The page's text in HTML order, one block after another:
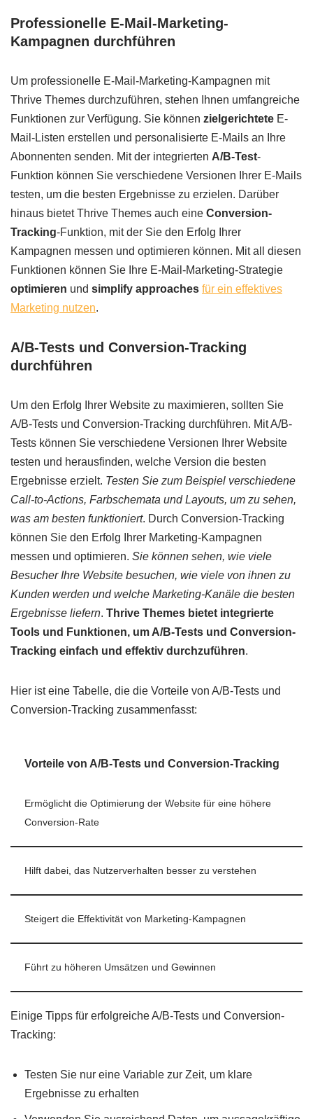
Professionelle E-Mail-Marketing-
Kampagnen durchführen
Um professionelle E-Mail-Marketing-Kampagnen mit
Thrive Themes durchzuführen, stehen Ihnen umfangreiche
Funktionen zur Verfügung. Sie können zielgerichtete E-
Mail-Listen erstellen und personalisierte E-Mails an Ihre
Abonnenten senden. Mit der integrierten A/B-Test-
Funktion können Sie verschiedene Versionen Ihrer E-Mails
testen, um die besten Ergebnisse zu erzielen. Darüber
hinaus bietet Thrive Themes auch eine Conversion-
Tracking-Funktion, mit der Sie den Erfolg Ihrer
Kampagnen messen und optimieren können. Mit all diesen
Funktionen können Sie Ihre E-Mail-Marketing-Strategie
optimieren und simplify approaches für ein effektives
Marketing nutzen.
A/B-Tests und Conversion-Tracking
durchführen
Um den Erfolg Ihrer Website zu maximieren, sollten Sie
A/B-Tests und Conversion-Tracking durchführen. Mit A/B-
Tests können Sie verschiedene Versionen Ihrer Website
testen und herausfinden, welche Version die besten
Ergebnisse erzielt. Testen Sie zum Beispiel verschiedene
Call-to-Actions, Farbschemata und Layouts, um zu sehen,
was am besten funktioniert. Durch Conversion-Tracking
können Sie den Erfolg Ihrer Marketing-Kampagnen
messen und optimieren. Sie können sehen, wie viele
Besucher Ihre Website besuchen, wie viele von ihnen zu
Kunden werden und welche Marketing-Kanäle die besten
Ergebnisse liefern. Thrive Themes bietet integrierte
Tools und Funktionen, um A/B-Tests und Conversion-
Tracking einfach und effektiv durchzuführen.
Hier ist eine Tabelle, die die Vorteile von A/B-Tests und
Conversion-Tracking zusammenfasst:
Vorteile von A/B-Tests und Conversion-Tracking
Ermöglicht die Optimierung der Website für eine höhere
Conversion-Rate
Hilft dabei, das Nutzerverhalten besser zu verstehen
Steigert die Effektivität von Marketing-Kampagnen
Führt zu höheren Umsätzen und Gewinnen
Einige Tipps für erfolgreiche A/B-Tests und Conversion-
Tracking:
Testen Sie nur eine Variable zur Zeit, um klare
Ergebnisse zu erhalten